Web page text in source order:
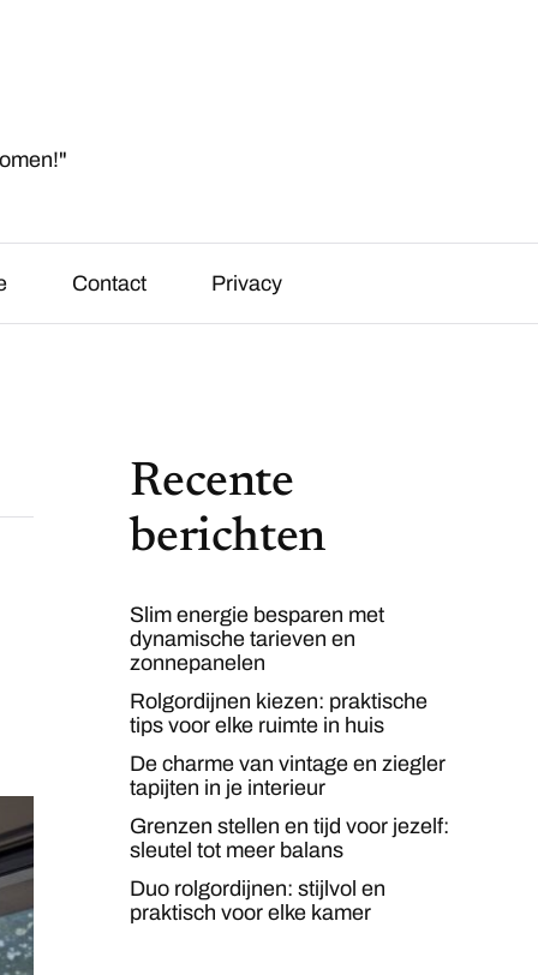
Contact Privacy
Recente
berichten
Slim energie besparen met
dynamische tarieven en
zonnepanelen
Rolgordijnen kiezen: praktische
tips voor elke ruimte in huis
De charme van vintage en ziegler
tapijten in je interieur
Grenzen stellen en tijd voor jezelf:
sleutel tot meer balans
Duo rolgordijnen: stijlvol en
praktisch voor elke kamer